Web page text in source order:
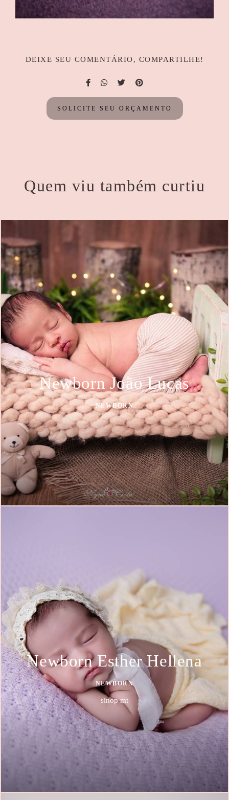
DEIXE SEU COMENTÁRIO, COMPARTILHE!
SOLICITE SEU ORÇAMENTO
Quem viu também curtiu
Newborn João Lucas
NEWBORN
Newborn Esther Hellena
NEWBORN
sinop mt